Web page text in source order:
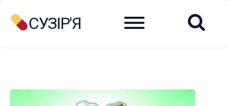
СУЗІР'Я Menu